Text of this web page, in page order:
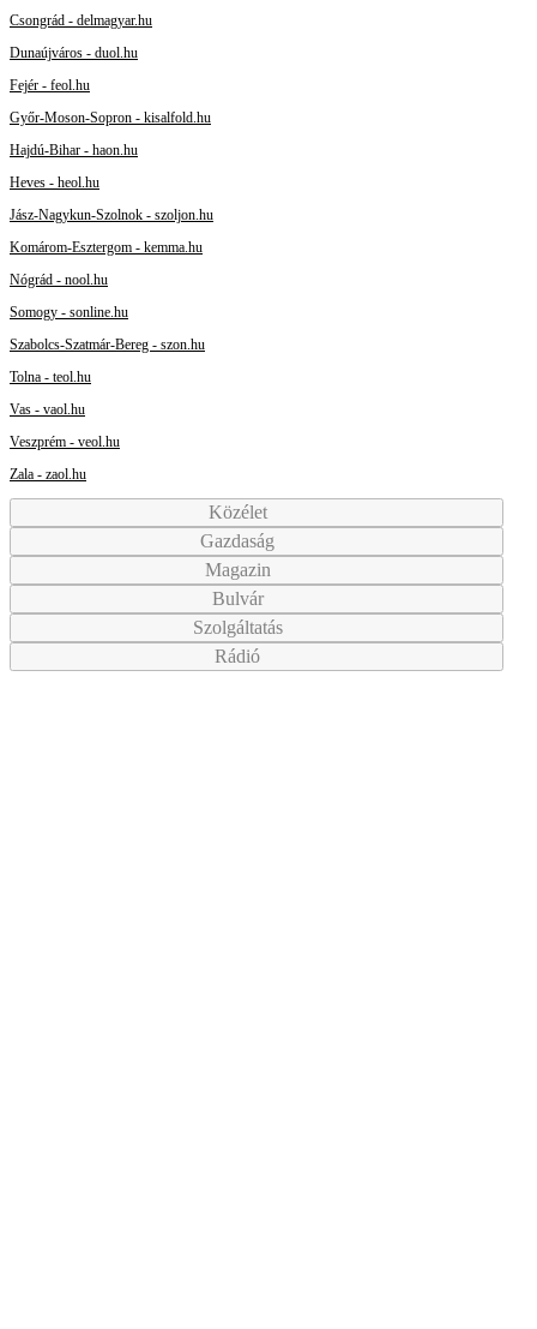
Csongrád - delmagyar.hu
Dunaújváros - duol.hu
Fejér - feol.hu
Győr-Moson-Sopron - kisalfold.hu
Hajdú-Bihar - haon.hu
Heves - heol.hu
Jász-Nagykun-Szolnok - szoljon.hu
Komárom-Esztergom - kemma.hu
Nógrád - nool.hu
Somogy - sonline.hu
Szabolcs-Szatmár-Bereg - szon.hu
Tolna - teol.hu
Vas - vaol.hu
Veszprém - veol.hu
Zala - zaol.hu
Közélet
Gazdaság
Magazin
Bulvár
Szolgáltatás
Rádió